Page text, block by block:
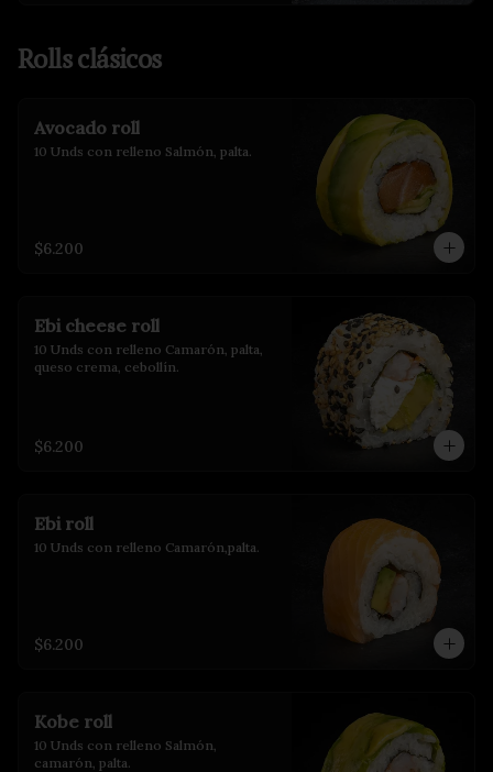
Rolls clásicos
Avocado roll
10 Unds con relleno Salmón, palta.
$6.200
Ebi cheese roll
10 Unds con relleno Camarón, palta,
queso crema, cebollín.
$6.200
Ebi roll
10 Unds con relleno Camarón,palta.
$6.200
Kobe roll
10 Unds con relleno Salmón,
camarón, palta.